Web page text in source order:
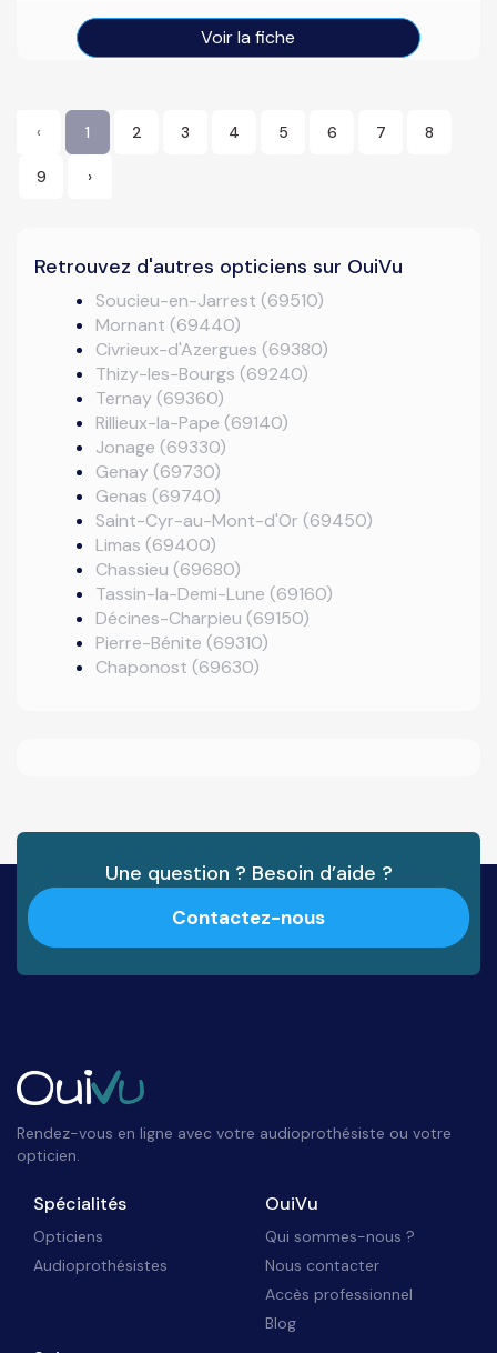
Voir la fiche
‹ 1 2 3 4 5 6 7 8
9 ›
Retrouvez d'autres opticiens sur OuiVu
Soucieu-en-Jarrest (69510)
Mornant (69440)
Civrieux-d'Azergues (69380)
Thizy-les-Bourgs (69240)
Ternay (69360)
Rillieux-la-Pape (69140)
Jonage (69330)
Genay (69730)
Genas (69740)
Saint-Cyr-au-Mont-d'Or (69450)
Limas (69400)
Chassieu (69680)
Tassin-la-Demi-Lune (69160)
Décines-Charpieu (69150)
Pierre-Bénite (69310)
Chaponost (69630)
Une question ? Besoin d’aide ?
Contactez-nous
Rendez-vous en ligne avec votre audioprothésiste ou votre
opticien.
Spécialités
Opticiens
Audioprothésistes
OuiVu
Qui sommes-nous ?
Nous contacter
Accès professionnel
Blog